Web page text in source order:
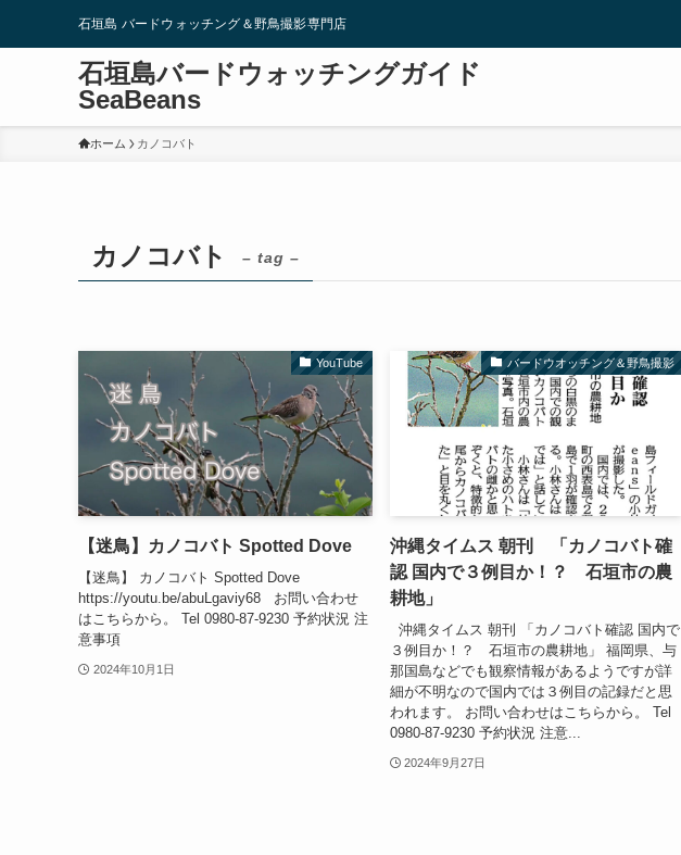
石垣島 バードウォッチング＆野鳥撮影専門店
石垣島バードウォッチングガイド
SeaBeans
ホーム カノコバト
カノコバト – tag –
YouTube
【迷鳥】カノコバト Spotted Dove
【迷鳥】 カノコバト Spotted Dove
https://youtu.be/abuLgaviy68 お問い合わせ
はこちらから。 Tel 0980-87-9230 予約状況 注
意事項
2024年10月1日
バードウオッチング＆野鳥撮影
沖縄タイムス 朝刊 「カノコバト確
認 国内で３例目か！？ 石垣市の農
耕地」
沖縄タイムス 朝刊 「カノコバト確認 国内で
３例目か！？ 石垣市の農耕地」 福岡県、与
那国島などでも観察情報があるようですが詳
細が不明なので国内では３例目の記録だと思
われます。 お問い合わせはこちらから。 Tel
0980-87-9230 予約状況 注意...
2024年9月27日